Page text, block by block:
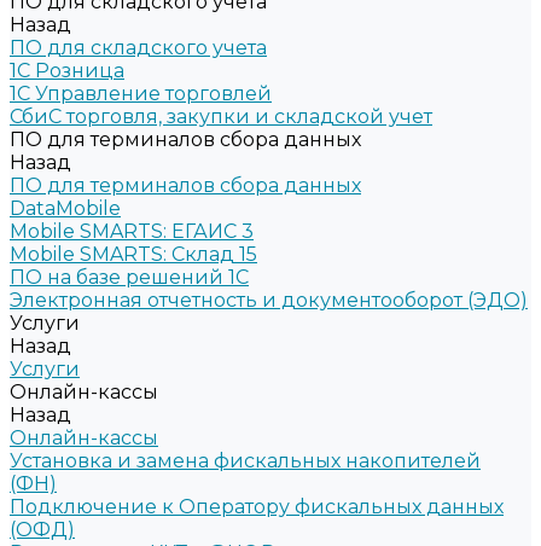
Назад
ПО для складского учета
1C Розница
1С Управление торговлей
СбиС торговля, закупки и складской учет
ПО для терминалов сбора данных
Назад
ПО для терминалов сбора данных
DataMobile
Mobile SMARTS: ЕГАИС 3
Mobile SMARTS: Склад 15
ПО на базе решений 1С
Электронная отчетность и документооборот (ЭДО)
Услуги
Назад
Услуги
Онлайн-кассы
Назад
Онлайн-кассы
Установка и замена фискальных накопителей
(ФН)
Подключение к Оператору фискальных данных
(ОФД)